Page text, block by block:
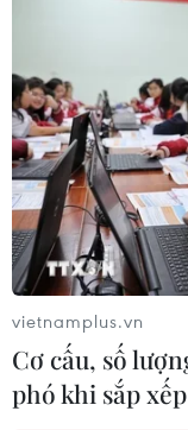
vietnamplus.vn
Cơ cấu, số
phó khi sắp